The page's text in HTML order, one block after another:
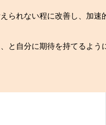
られない程に改善し、加速
と自分に期待を持てるよう